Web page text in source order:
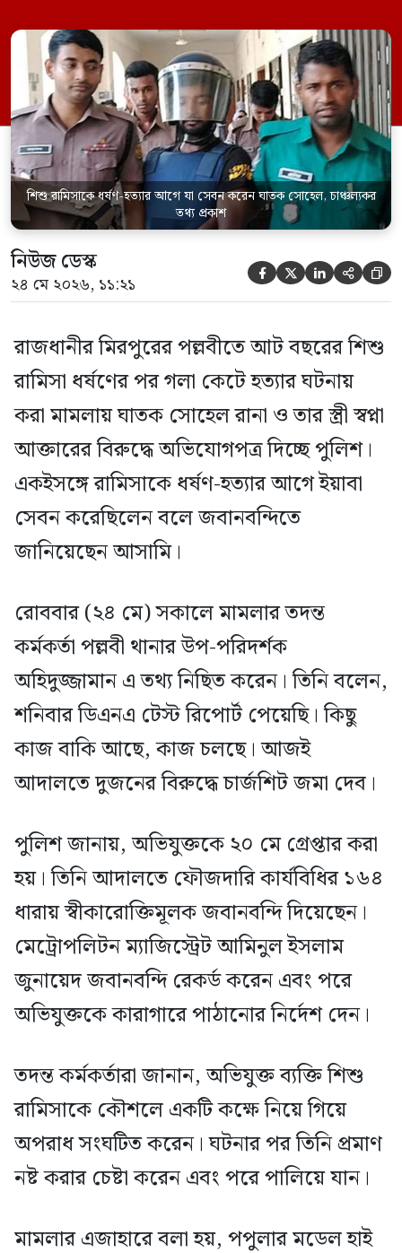
সেবন করেছিলেন বলে জবানবন্দিতে
জানিয়েছেন আসামি। রোববার (২৪ মে) সকালে
মামলার তদন্ত কর্মকর্তা পল্লবী থানার উপ-
পরিদর্শক অহিদুজ্জামান এ তথ্য নিছিত করেন।
তিনি বলেন, […]
শিশু রামিসাকে ধর্ষণ-হত্যার আগে যা সেবন করেন ঘাতক সোহেল, চাঞ্চল্যকর
তথ্য প্রকাশ
নিউজ ডেস্ক
২৪ মে ২০২৬, ১১:২১     
রাজধানীর মিরপুরের পল্লবীতে আট বছরের শিশু
রামিসা ধর্ষণের পর গলা কেটে হত্যার ঘটনায়
করা মামলায় ঘাতক সোহেল রানা ও তার স্ত্রী স্বপ্না
আক্তারের বিরুদ্ধে অভিযোগপত্র দিচ্ছে পুলিশ।
একইসঙ্গে রামিসাকে ধর্ষণ-হত্যার আগে ইয়াবা
সেবন করেছিলেন বলে জবানবন্দিতে
জানিয়েছেন আসামি।
রোববার (২৪ মে) সকালে মামলার তদন্ত
কর্মকর্তা পল্লবী থানার উপ-পরিদর্শক
অহিদুজ্জামান এ তথ্য নিছিত করেন। তিনি বলেন,
শনিবার ডিএনএ টেস্ট রিপোর্ট পেয়েছি। কিছু
কাজ বাকি আছে, কাজ চলছে। আজই
আদালতে দুজনের বিরুদ্ধে চার্জশিট জমা দেব।
পুলিশ জানায়, অভিযুক্তকে ২০ মে গ্রেপ্তার করা
হয়। তিনি আদালতে ফৌজদারি কার্যবিধির ১৬৪
ধারায় স্বীকারোক্তিমূলক জবানবন্দি দিয়েছেন।
মেট্রোপলিটন ম্যাজিস্ট্রেট আমিনুল ইসলাম
জুনায়েদ জবানবন্দি রেকর্ড করেন এবং পরে
অভিযুক্তকে কারাগারে পাঠানোর নির্দেশ দেন।
তদন্ত কর্মকর্তারা জানান, অভিযুক্ত ব্যক্তি শিশু
রামিসাকে কৌশলে একটি কক্ষে নিয়ে গিয়ে
অপরাধ সংঘটিত করেন। ঘটনার পর তিনি প্রমাণ
নষ্ট করার চেষ্টা করেন এবং পরে পালিয়ে যান।
মামলার এজাহারে বলা হয়, পপুলার মডেল হাই